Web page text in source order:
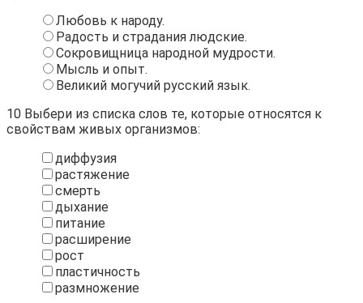
Любовь к народу.
Радость и страдания людские.
Сокровищница народной мудрости.
Мысль и опыт.
Великий могучий русский язык.
10 Выбери из списка слов те, которые относятся к
свойствам живых организмов:
диффузия
растяжение
смерть
дыхание
питание
расширение
рост
пластичность
размножение